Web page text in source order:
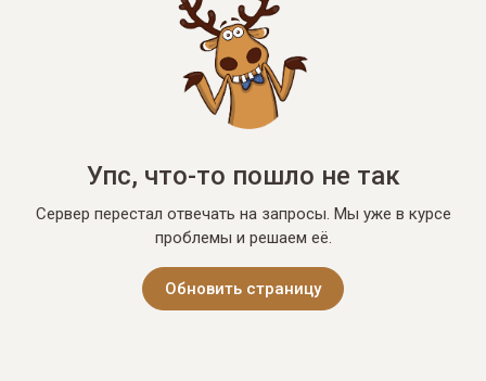
Упс, что-то пошло не так
Сервер перестал отвечать на запросы. Мы уже в курсе
проблемы и решаем её.
Обновить страницу